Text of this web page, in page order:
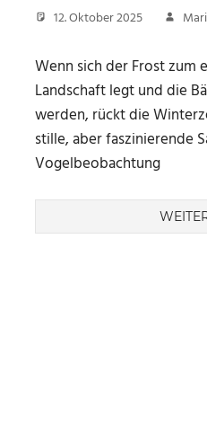
12. Oktober 2025
Wenn sich der Frost zum
Landschaft legt und die
werden, rückt die
stille, aber faszinierende
Vogelbeobachtung